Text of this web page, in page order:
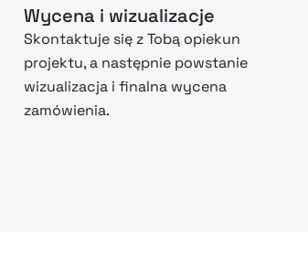
Wycena i wizualizacje
Skontaktuje się z Tobą opiekun
projektu, a następnie powstanie
wizualizacja i finalna wycena
zamówienia.